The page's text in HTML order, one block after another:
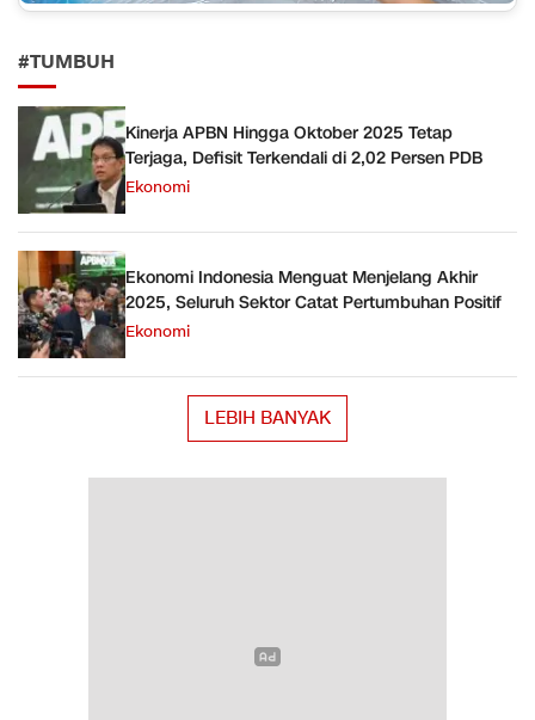
#TUMBUH
Kinerja APBN Hingga Oktober 2025 Tetap
Terjaga, Defisit Terkendali di 2,02 Persen PDB
Ekonomi
Ekonomi Indonesia Menguat Menjelang Akhir
2025, Seluruh Sektor Catat Pertumbuhan Positif
Ekonomi
LEBIH BANYAK